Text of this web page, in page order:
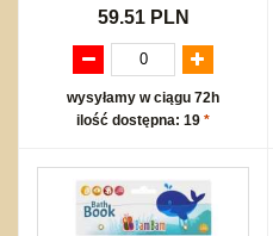
59.51 PLN
wysyłamy w ciągu 72h
ilość dostępna: 19 *